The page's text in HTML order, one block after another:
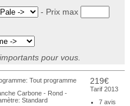
- Prix max
pour vous.
Tout programme
Carbone - Rond -
Standard
219€
Tarif 2013
7 avis